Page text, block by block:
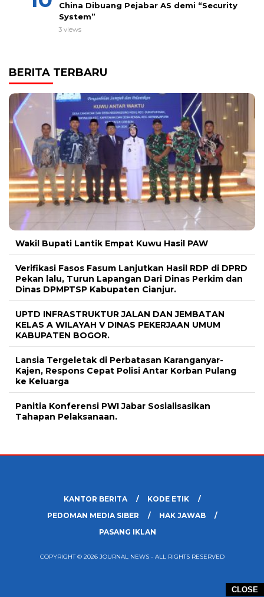
CLOSE
China Dibuang Pejabar AS demi “Security
System”
3 views
BERITA TERBARU
Wakil Bupati Lantik Empat Kuwu Hasil PAW
Verifikasi Fasos Fasum Lanjutkan Hasil RDP di DPRD
Pekan lalu, Turun Lapangan Dari Dinas Perkim dan
Dinas DPMPTSP Kabupaten Cianjur.
UPTD INFRASTRUKTUR JALAN DAN JEMBATAN
KELAS A WILAYAH V DINAS PEKERJAAN UMUM
KABUPATEN BOGOR.
Lansia Tergeletak di Perbatasan Karanganyar-
Kajen, Respons Cepat Polisi Antar Korban Pulang
ke Keluarga
Panitia Konferensi PWI Jabar Sosialisasikan
Tahapan Pelaksanaan.
KANTOR BERITA
KODE ETIK
PEDOMAN MEDIA SIBER
HAK JAWAB
PASANG IKLAN
COPYRIGHT © 2026 JOURNAL NEWS - ALL RIGHTS RESERVED